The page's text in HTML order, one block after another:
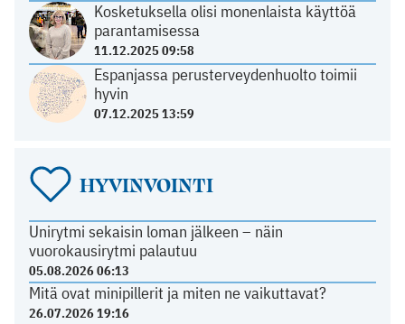
Kosketuksella olisi monenlaista käyttöä
parantamisessa
11.12.2025 09:58
Espanjassa perusterveydenhuolto toimii
hyvin
07.12.2025 13:59
HYVINVOINTI
Unirytmi sekaisin loman jälkeen – näin
vuorokausirytmi palautuu
05.08.2026 06:13
Mitä ovat minipillerit ja miten ne vaikuttavat?
26.07.2026 19:16